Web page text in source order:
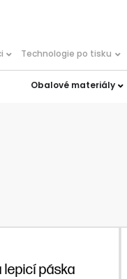
Obalové materiály
Technologie po tisku
lepicí páska